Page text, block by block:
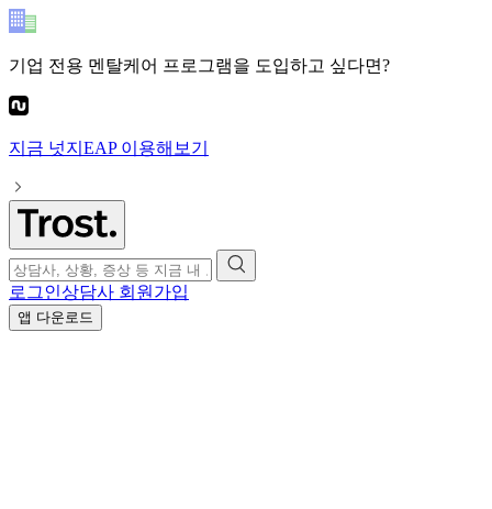
기업 전용 멘탈케어 프로그램을 도입하고 싶다면?
지금 넛지EAP이용해보기
로그인상담사 회원가입
앱 다운로드